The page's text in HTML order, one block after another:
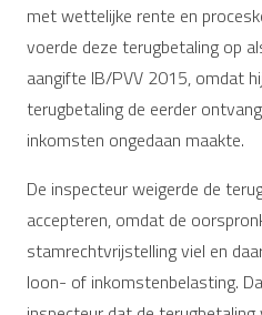
met wettelijke rente en
voerde deze terugbetaling op
aangifte IB/PVV 2015, omdat
terugbetaling de eerder
inkomsten ongedaan maakte.
De inspecteur weigerde de
accepteren, omdat de
stamrechtvrijstelling viel en
loon- of inkomstenbelasting.